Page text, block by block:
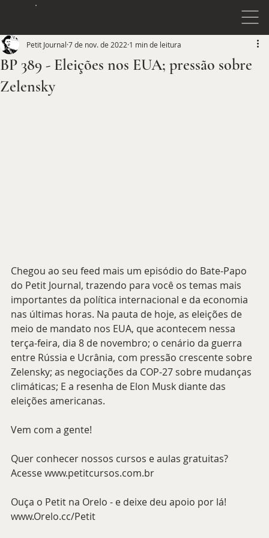
BP 389 - Eleições nos EUA; pressão sobre
Zelensky
Petit Journal 7 de nov. de 2022 1 min de leitura
Chegou ao seu feed mais um episódio do Bate-Papo
do Petit Journal, trazendo para você os temas mais
importantes da política internacional e da economia
nas últimas horas. Na pauta de hoje, as eleições de
meio de mandato nos EUA, que acontecem nessa
terça-feira, dia 8 de novembro; o cenário da guerra
entre Rússia e Ucrânia, com pressão crescente sobre
Zelensky; as negociações da COP-27 sobre mudanças
climáticas; E a resenha de Elon Musk diante das
eleições americanas.
Vem com a gente!
Quer conhecer nossos cursos e aulas gratuitas?
Acesse www.petitcursos.com.br
Ouça o Petit na Orelo - e deixe deu apoio por lá!
www.Orelo.cc/Petit